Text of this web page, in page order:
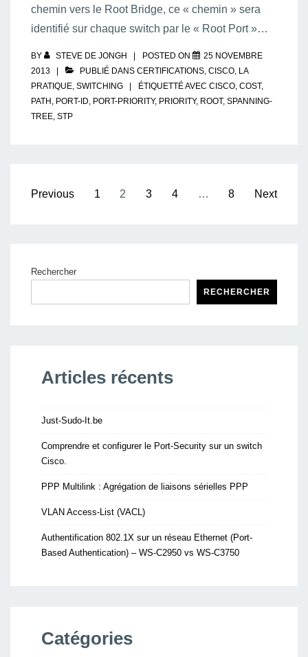
chemin vers le Root Bridge, ce « chemin » sera
identifié sur chaque switch par le « Root Port »…
BY STEVE DE JONGH POSTED ON
25 NOVEMBRE
2013
PUBLIÉ DANS CERTIFICATIONS, CISCO, LA
PRATIQUE, SWITCHING ÉTIQUETTÉ AVEC CISCO, COST,
PATH , PORT-ID, PORT-PRIORITY, PRIORITY, ROOT, SPANNING-
TREE, STP
Pagination
Previous 1 2 3 4 … 8 Next
Rechercher
RECHERCHER
Articles récents
Just-Sudo-It.be
Comprendre et configurer le Port-Security sur un switch
Cisco.
PPP Multilink : Agrégation de liaisons sérielles PPP
VLAN Access-List (VACL)
Authentification 802.1X sur un réseau Ethernet (Port-
Based Authentication) – WS-C2950 vs WS-C3750
Catégories